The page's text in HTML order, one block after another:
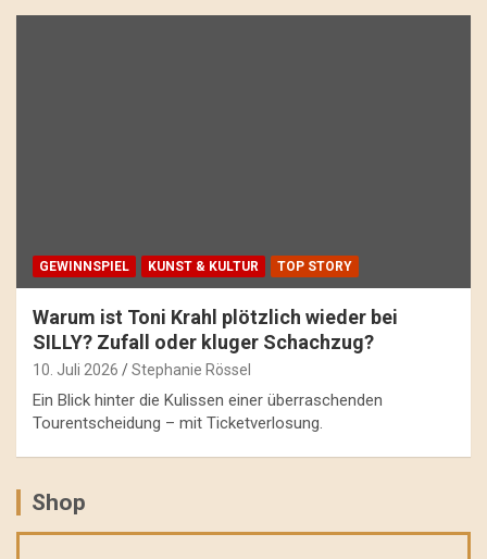
GEWINNSPIEL KUNST & KULTUR TOP STORY
Warum ist Toni Krahl plötzlich wieder bei
SILLY? Zufall oder kluger Schachzug?
10. Juli 2026 Stephanie Rössel
Ein Blick hinter die Kulissen einer überraschenden
Tourentscheidung – mit Ticketverlosung.
Shop